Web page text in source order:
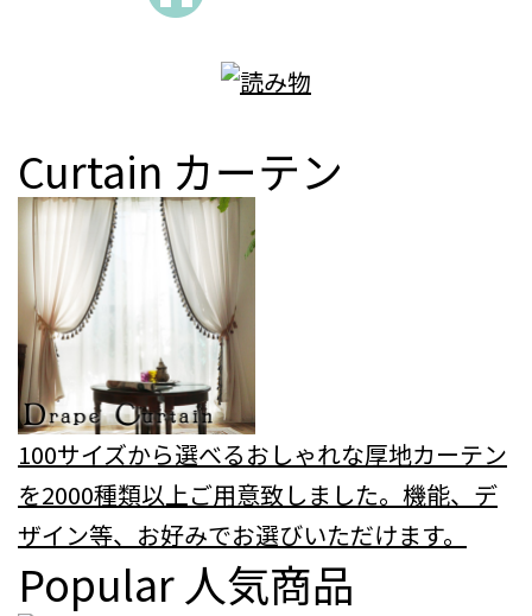
Curtain カーテン
100サイズから選べるおしゃれな厚地カーテン
を2000種類以上ご用意致しました。機能、デ
ザイン等、お好みでお選びいただけます。
Popular人気商品